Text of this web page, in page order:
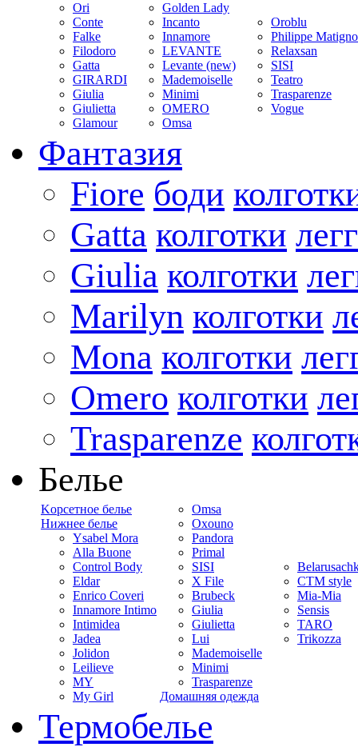
Ori
Conte
Falke
Filodoro
Gatta
GIRARDI
Giulia
Giulietta
Glamour
Golden Lady
Incanto
Innamore
LEVANTE
Levante (new)
Mademoiselle
Minimi
OMERO
Omsa
Oroblu
Philippe
Relaxsan
SISI
Teatro
Trasparenze
Vogue
Фантазия
Fiore боди
Gatta колготки
Giulia колготки
Marilyn колготки
Mona колготки
Omero колготки
Trasparenze
Белье
Kорсетное белье
Нижнее белье
Ysabel Mora
Alla Buone
Control Body
Eldar
Enrico Coveri
Innamore Intimo
Intimidea
Jadea
Jolidon
Leilieve
MY
My Girl
Omsa
Oxouno
Pandora
Primal
SISI
X File
Brubeck
Giulia
Giulietta
Lui
Mademoiselle
Minimi
Trasparenze
Домашняя одежда
CTM style
Mia-Mia
Sensis
TARO
Trikozza
Термобелье